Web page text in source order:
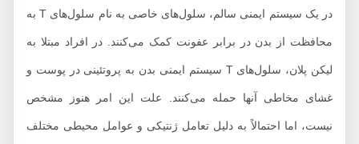
در یک سیستم ایمنی سالم، سلول‌های خاصی به نام سلول‌های T به
محافظت از بدن در برابر عفونت کمک می‌کنند. در افراد مبتلا به
لیکن پلان، سلول‌های T سیستم ایمنی بدن به پروتئینی در پوست و
غشای مخاطی آنها حمله می‌کنند. علت این امر هنوز مشخص
نیست، اما احتمالاً به دلیل تعامل ژنتیکی و عوامل محیطی مختلف